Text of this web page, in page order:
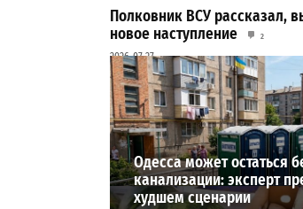
Полковник ВСУ рассказал,
новое наступление
2
2026-07-27
ВИБОР РЕДАКЦИИ
Одесса может остаться
канализации: эксперт
худшем сценарии